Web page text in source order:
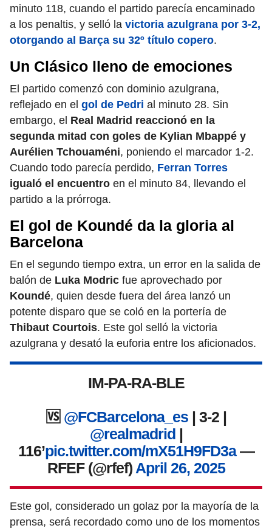
minuto 118, cuando el partido parecía encaminado
a los penaltis, y selló la victoria azulgrana por 3-2,
otorgando al Barça su 32º título copero.
Un Clásico lleno de emociones
El partido comenzó con dominio azulgrana,
reflejado en el gol de Pedri al minuto 28. Sin
embargo, el Real Madrid reaccionó en la
segunda mitad con goles de Kylian Mbappé y
Aurélien Tchouaméni, poniendo el marcador 1-2.
Cuando todo parecía perdido, Ferran Torres
igualó el encuentro en el minuto 84, llevando el
partido a la prórroga.
El gol de Koundé da la gloria al
Barcelona
En el segundo tiempo extra, un error en la salida de
balón de Luka Modric fue aprovechado por
Koundé, quien desde fuera del área lanzó un
potente disparo que se coló en la portería de
Thibaut Courtois. Este gol selló la victoria
azulgrana y desató la euforia entre los aficionados.
IM-PA-RA-BLE
🆚 @FCBarcelona_es | 3-2 |
@realmadrid|
116’pic.twitter.com/mX51H9FD3a—
RFEF (@rfef) April 26, 2025
Este gol, considerado un golaz por la mayoría de la
prensa, será recordado como uno de los momentos